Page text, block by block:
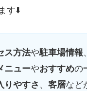
ます⬇️
ス方法や駐車場情報、
ニューやおすすめの
りやすさ、 客層など